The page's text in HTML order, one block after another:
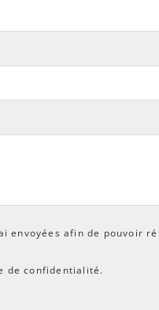
envoyées afin de pouvoir
de confidentialité.